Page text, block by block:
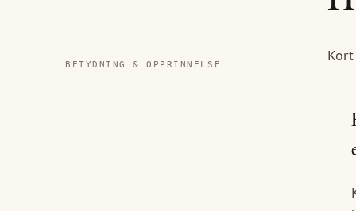
BETYDNING & OPPRINNELSE